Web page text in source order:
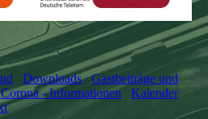
Downloads
Gastbeiträge und
Corona - Informationen
Kalender